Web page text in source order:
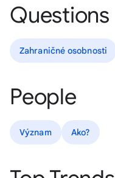
Questions
Zahraničné osobnosti
People
Význam Ako?